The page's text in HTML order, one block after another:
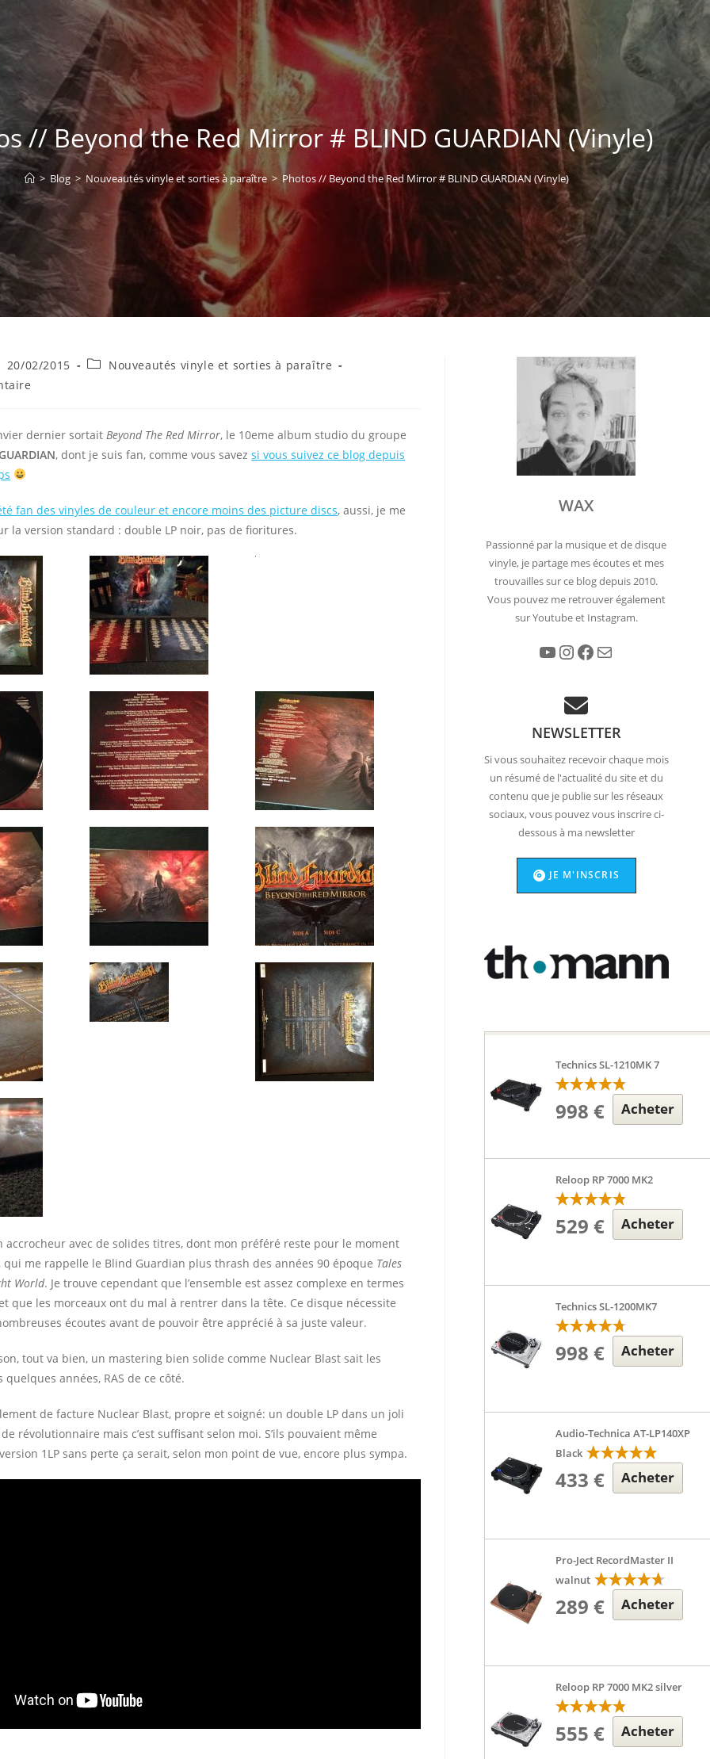
// Beyond the Red Mirror # BLIND GUARDIAN (Vinyle)
> Blog > Nouveautés vinyle et sorties à paraître > Photos // Beyond the Red Mirror # BLIND GUARDIAN (Vinyle)
:
20/02/2015
PostNouveautés vinyle et sorties à paraître
dernier sortaitBeyond The Red Mirror, le 10eme album studio du groupe
, dont je suis fan, comme vous savezsi vous suivez ce blog depuis
fan des vinyles de couleur et encore moins des picture discs, aussi, je me
la version standard : double LP noir, pas de fioritures.
accrocheur avec de solides titres, dont mon préféré reste pour le moment
qui me rappelle le Blind Guardian plus thrash des années 90 époque Tales
World. Je trouve cependant que l’ensemble est assez complexe en termes
que les morceaux ont du mal à rentrer dans la tête. Ce disque nécessite
écoutes avant de pouvoir être apprécié à sa juste valeur.
tout va bien, un mastering bien solide comme Nuclear Blast sait les
années, RAS de ce côté.
de facture Nuclear Blast, propre et soigné: un double LP dans un joli
révolutionnaire mais c’est suffisant selon moi. S’ils pouvaient même
1LP sans perte ça serait, selon mon point de vue, encore plus sympa.
WAX
Passionné par la musique et de disque
vinyle, je partage mes écoutes et mes
trouvailles sur ce blog depuis 2010.
Vous pouvez me retrouver également
sur Youtube et Instagram.
YouTube Instagram Facebook E-mail
NEWSLETTER
Si vous souhaitez recevoir chaque mois
un résumé de l'actualité du site et du
contenu que je publie sur les réseaux
sociaux, vous pouvez vous inscrire ci-
dessous à ma newsletter
JE M'INSCRIS
Technics SL-1210MK 7
998 € Acheter
Reloop RP 7000 MK2
529 € Acheter
Technics SL-1200MK7
998 € Acheter
Audio-Technica AT-LP140XP
Black
433 € Acheter
Pro-Ject RecordMaster II
walnut
289 € Acheter
Reloop RP 7000 MK2 silver
555 € Acheter